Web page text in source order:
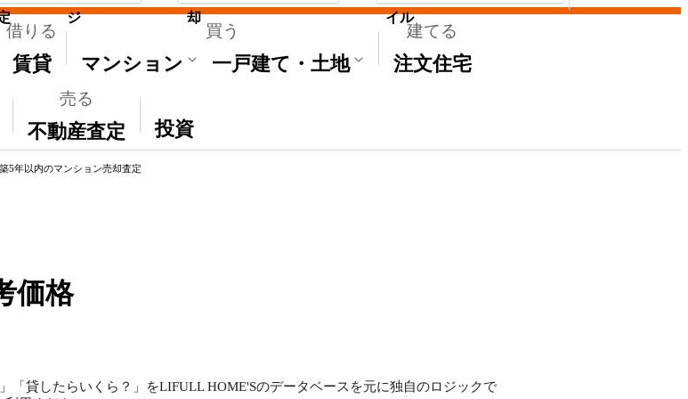
借りる
賃貸
買う
マンション 一戸建て・土地
建てる
注文住宅
売る
不動産査定
その他
投資
ジ 却 イル
5年以内のマンション売却査定
価格
「貸したらいくら？」をLIFULL HOME'Sのデータベースを元に独自のロジックで